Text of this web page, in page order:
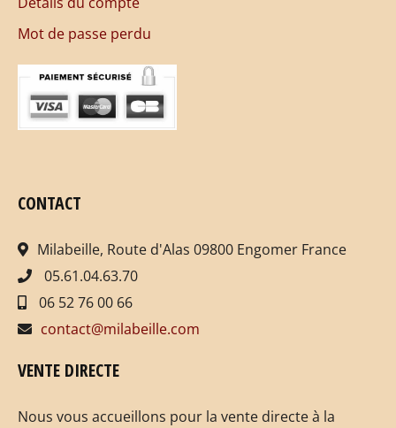
Mot de passe perdu
CONTACT
Milabeille, Route d'Alas 09800 Engomer France
05.61.04.63.70
06 52 76 00 66
contact@milabeille.com
VENTE DIRECTE
Nous vous accueillons pour la vente directe à la